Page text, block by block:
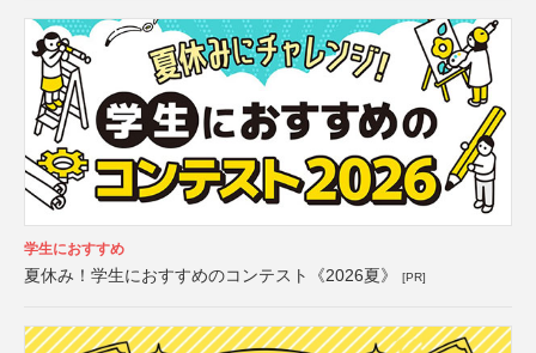
学生におすすめ
夏休み！学生におすすめのコンテスト《2026夏》 [PR]